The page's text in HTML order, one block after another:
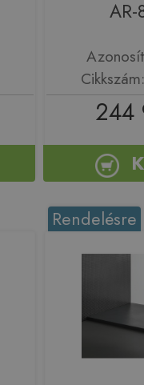
244
Rendelésre